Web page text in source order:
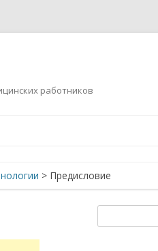
работников
> Предисловие